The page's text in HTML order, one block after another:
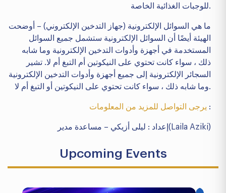
للوجبات الغذائية الخاصة.
ما هي السوائل الإلكترونية (جهاز التدخين الإلكتروني) – أوضحت
الهيئة أيضًا أن السوائل الإلكترونية ستشمل جميع السوائل
المستخدمة في أجهزة وأدوات التدخين الإلكترونية وما شابه
ذلك ، سواء كانت تحتوي على النيكوتين أم التبغ أم لا. تشير
السجائر الإلكترونية إلى جميع أجهزة وأدوات التدخين الإلكترونية
وما شابه ذلك ، سواء كانت تحتوي على النيكوتين أو التبغ أم لا.
يرجى التواصل للمزيد من المعلومات :
إعداد : ليلى أزيكي – مساعدة مدير(Laila Aziki)
Upcoming Events